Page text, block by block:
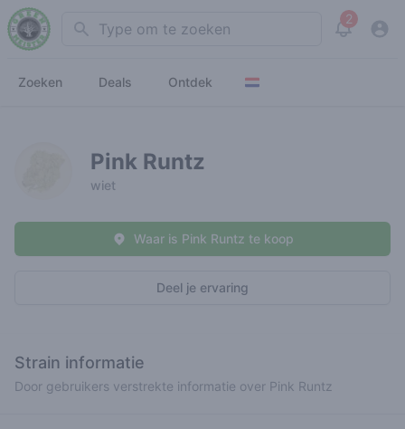
Search 2
View
Zoeken Deals Ontdek
Pink Runtz
wiet
Deel je ervaring
Waar is Pink Runtz te koop
Strain informatie
Door gebruikers verstrekte informatie over Pink Runtz